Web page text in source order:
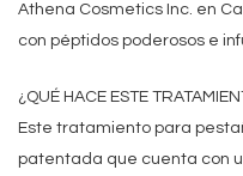
Athena Cosmetics Inc. en
con péptidos poderosos e
¿QUÉ HACE ESTE
Este tratamiento para
patentada que cuenta con